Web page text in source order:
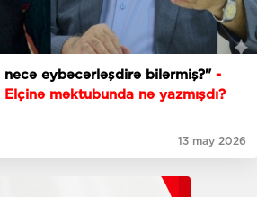
necə eybəcərləşdirə bilərmiş?" -
məktubunda nə yazmışdı?
13 may 2026